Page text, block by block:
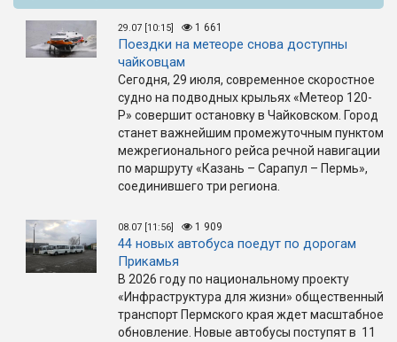
29.07 [10:15] 1 661
Поездки на метеоре снова доступны
чайковцам
Сегодня, 29 июля, современное скоростное
судно на подводных крыльях «Метеор 120-
Р» совершит остановку в Чайковском. Город
станет важнейшим промежуточным пунктом
межрегионального рейса речной навигации
по маршруту «Казань – Сарапул – Пермь»,
соединившего три региона.
08.07 [11:56] 1 909
44 новых автобуса поедут по дорогам
Прикамья
В 2026 году по национальному проекту
«Инфраструктура для жизни» общественный
транспорт Пермского края ждет масштабное
обновление. Новые автобусы поступят в 11